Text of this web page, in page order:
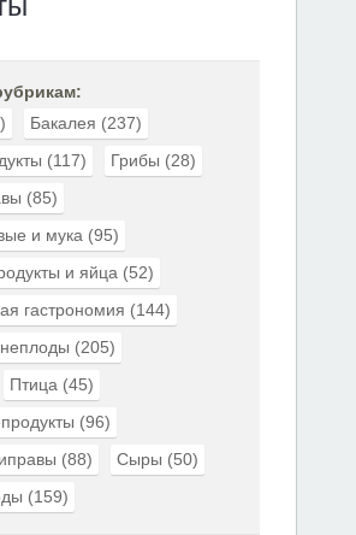
Бакалея (237)
(117) Грибы (28)
(85)
и мука (95)
и яйца (52)
гастрономия (144)
(205)
Птица (45)
(96)
(88) Сыры (50)
(159)